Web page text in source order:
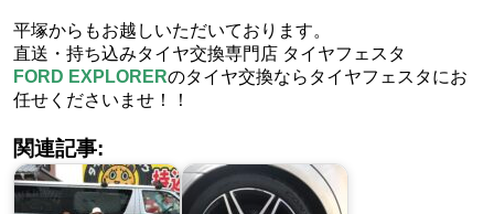
平塚からもお越しいただいております。
直送・持ち込みタイヤ交換専門店 タイヤフェスタ
FORD EXPLORERのタイヤ交換ならタイヤフェスタにお
任せくださいませ！！
関連記事: